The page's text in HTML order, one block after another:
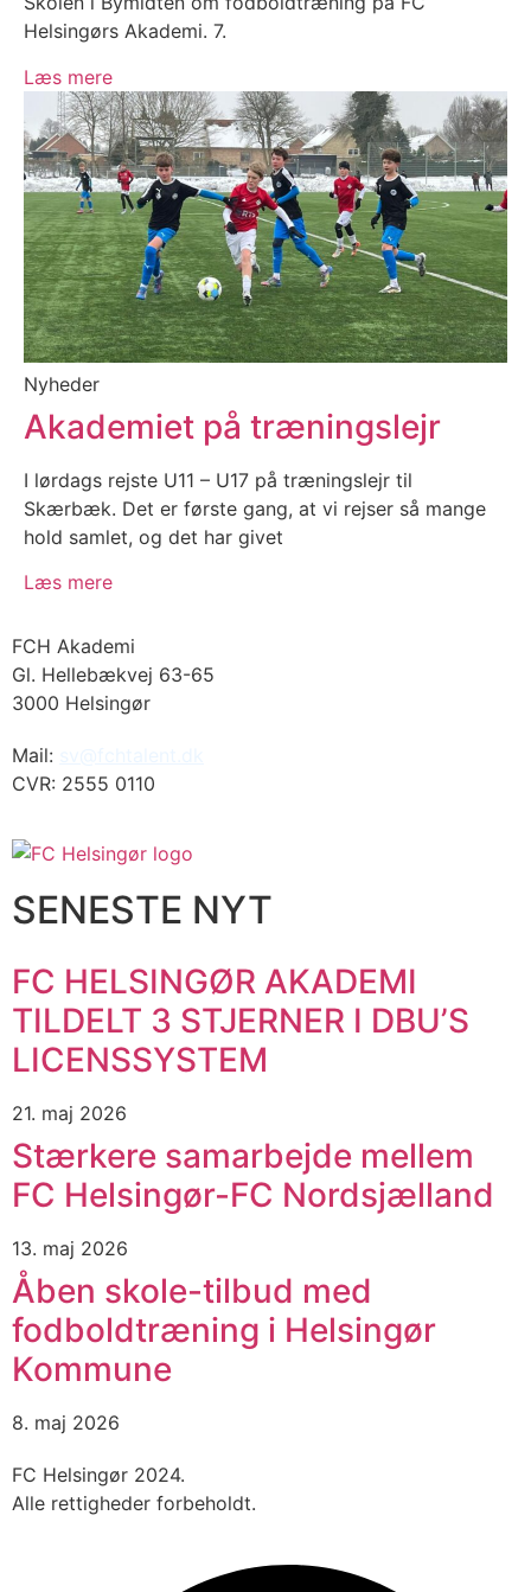
Helsingørs Akademi. 7.
Læs mere
Nyheder
Akademiet på træningslejr
I lørdags rejste U11 – U17 på træningslejr til
Skærbæk. Det er første gang, at vi rejser så mange
hold samlet, og det har givet
Læs mere
FCH Akademi
Gl. Hellebækvej 63-65
3000 Helsingør
Mail:
CVR: 2555 0110
SENESTE NYT
FC HELSINGØR AKADEMI
TILDELT 3 STJERNER I DBU’S
LICENSSYSTEM
21. maj 2026
Stærkere samarbejde mellem
FC Helsingør-FC Nordsjælland
13. maj 2026
Åben skole-tilbud med
fodboldtræning i Helsingør
Kommune
8. maj 2026
FC Helsingør 2024.
Alle rettigheder forbeholdt.